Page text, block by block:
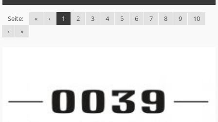
Seite: « ‹ 1 (current)
2 3 4 5 6 7 8 9
10
›
»